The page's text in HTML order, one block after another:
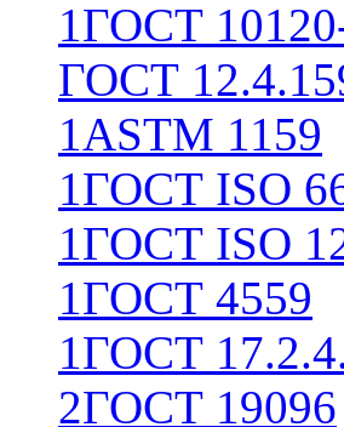
1ГОСТ
ГОСТ
1ASTM 1159
1ГОСТ ISO
1ГОСТ ISO
1ГОСТ 4559
1ГОСТ
2ГОСТ 19096